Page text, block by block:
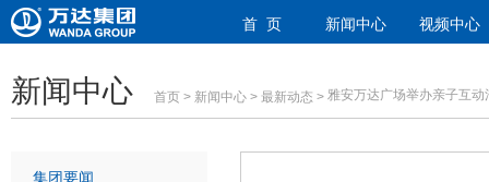
首 页 新闻中心 视频中心
新闻中心 首页 > 新闻中心 > 最新动态 > 雅安万达广场举办亲子互
集团要闻